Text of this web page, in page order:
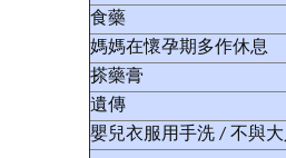
食藥
媽媽在懷孕期多作休息
搽藥膏
遺傳
嬰兒衣服用手洗 / 不與